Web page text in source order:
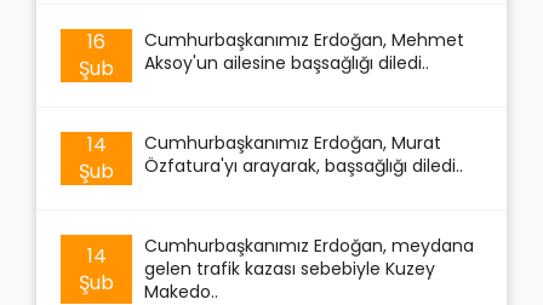
16
Şub
Cumhurbaşkanımız Erdoğan, Mehmet
Aksoy'un ailesine başsağlığı diledi..
14
Şub
Cumhurbaşkanımız Erdoğan, Murat
Özfatura'yı arayarak, başsağlığı diledi..
14
Şub
Cumhurbaşkanımız Erdoğan, meydana
gelen trafik kazası sebebiyle Kuzey
Makedo..